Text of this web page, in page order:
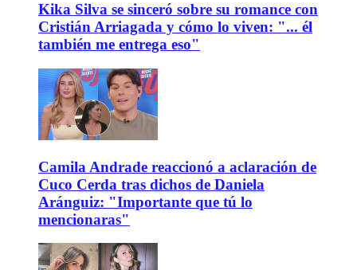
Kika Silva se sinceró sobre su romance con
Cristián Arriagada y cómo lo viven: "... él
también me entrega eso"
Camila Andrade reaccionó a aclaración de
Cuco Cerda tras dichos de Daniela
Aránguiz: "Importante que tú lo
mencionaras"